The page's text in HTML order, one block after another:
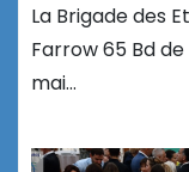
La Brigade des
Farrow 65 Bd
mai…